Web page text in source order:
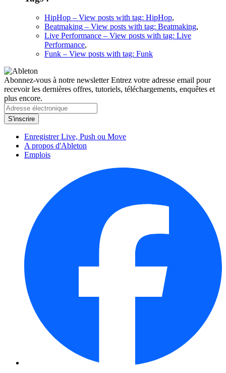
HipHop – View posts with tag: HipHop,
Beatmaking – View posts with tag: Beatmaking,
Live Performance – View posts with tag: Live
Performance,
Funk – View posts with tag: Funk
Abonnez-vous à notre newsletterEntrez votre adresse email pour
recevoir les dernières offres, tutoriels, téléchargements, enquêtes et
plus encore.
Enregistrer Live, Push ou Move
A propos d'Ableton
Emplois